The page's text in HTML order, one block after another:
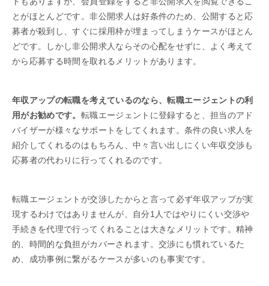
とがほとんどです。非公開求人は好条件のため、公開すると応
募者が殺到し、すぐに採用枠が埋まってしまうケースがほとん
どです。しかし非公開求人ならその心配をせずに、よく考えて
から応募する時間を取れるメリットがあります。
年収アップの転職を考えているのなら、転職エージェントの利
用がお勧めです。 転職エージェントに登録すると、担当のアド
バイザーが様々なサポートをしてくれます。条件の良い求人を
紹介してくれるのはもちろん、中々言い出しにくい年収交渉も
応募者の代わりに行ってくれるのです。
転職エージェントが交渉したからと言って必ず年収アップが実
現するわけではありませんが、自分1人ではやりにくい交渉や
手続きを代理で行ってくれることは大きなメリットです。精神
的、時間的な負担がカバーされます。交渉にも慣れているた
め、成功事例に繋がるケースが多いのも事実です。